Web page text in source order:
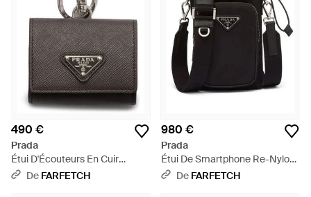
490 €
Prada
Étui D'Écouteurs En Cuir
Saffiano - Noir
De FARFETCH
980 €
Prada
Étui De Smartphone Re-Nylon
- Noir
De FARFETCH